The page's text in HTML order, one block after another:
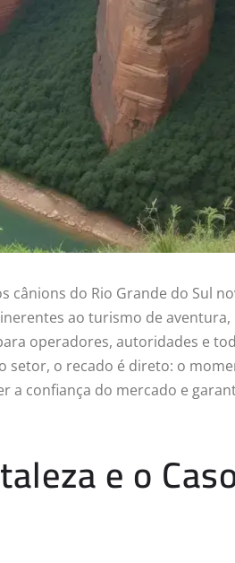
cânions do Rio Grande do Sul
ao turismo de aventura,
operadores, autoridades e
setor, o recado é direto: o
a confiança do mercado e
e o